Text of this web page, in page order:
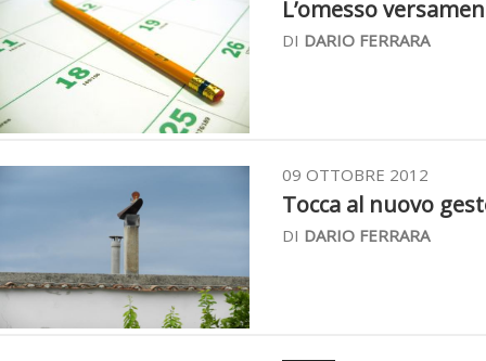
L’omesso
DI DARIO FERRARA
09 OTTOBRE 2012
Tocca al nuovo
DI DARIO FERRARA